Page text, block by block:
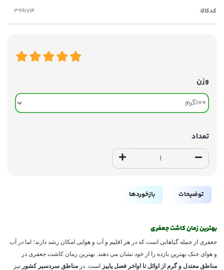
کدکالا:
وزن
تعداد
توضیحات بازخوردها
بهترین زمان کاشت جعفری
جعفری از جمله گیاهانی است که در هر اقلیم و آب و هوایی امکان رشد دارند؛ اما در آب
و هوای خنک بهترین بازده را از خود نشان می دهند. بهترین زمان کاشت جعفری در
مناطق معتدل و گرم از اوائل تا اواخر فصل پاییز
است. درمناطق سردسیر کشور نیز